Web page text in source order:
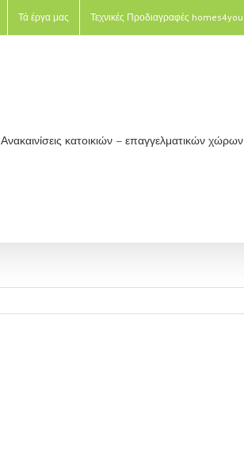
Τά έργα μας Τεχνικές Προδιαγραφές homes4you
Ανακαινίσεις κατοικιών – επαγγελματικών χώρων